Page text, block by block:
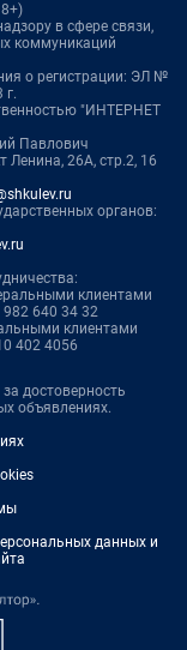
в сфере связи,
коммуникаций
о регистрации: ЭЛ №
г.
"ИНТЕРНЕТ
Павлович
Ленина, 26А, стр.2, 16
органов:
клиентами
982 640 34 32
клиентами
402 4056
достоверность
объявлениях.
данных и